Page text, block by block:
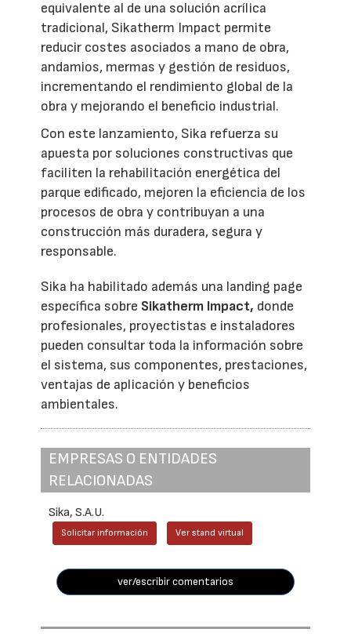
equivalente al de una solución acrílica
tradicional, Sikatherm Impact permite
reducir costes asociados a mano de obra,
andamios, mermas y gestión de residuos,
incrementando el rendimiento global de la
obra y mejorando el beneficio industrial.
Con este lanzamiento, Sika refuerza su
apuesta por soluciones constructivas que
faciliten la rehabilitación energética del
parque edificado, mejoren la eficiencia de los
procesos de obra y contribuyan a una
construcción más duradera, segura y
responsable.
Sika ha habilitado además una landing page
específica sobre Sikatherm Impact, donde
profesionales, proyectistas e instaladores
pueden consultar toda la información sobre
el sistema, sus componentes, prestaciones,
ventajas de aplicación y beneficios
ambientales.
EMPRESAS O ENTIDADES
RELACIONADAS
Sika, S.A.U.
Solicitar información Ver stand virtual
ver/escribir comentarios